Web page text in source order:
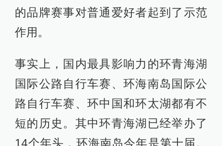
的品牌赛事对普通爱好者起到了示范
作用。
事实上，国内最具影响力的环青海湖
国际公路自行车赛、环海南岛国际公
路自行车赛、环中国和环太湖都有不
短的历史。其中环青海湖已经举办了
14个年头，环海南岛今年是第十届。